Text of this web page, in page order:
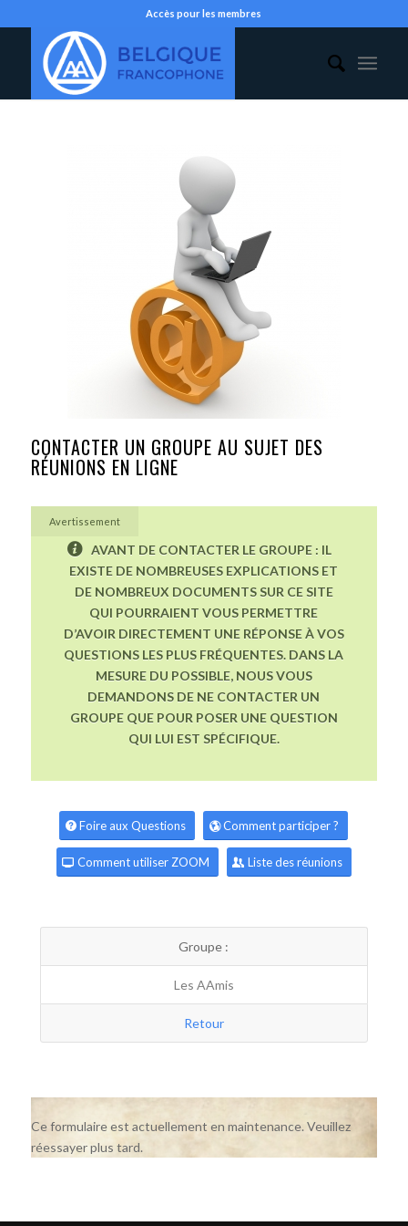
Accès pour les membres
CONTACTER UN GROUPE AU SUJET DES
RÉUNIONS EN LIGNE
Avertissement
AVANT DE CONTACTER LE GROUPE : IL
EXISTE DE NOMBREUSES EXPLICATIONS ET
DE NOMBREUX DOCUMENTS SUR CE SITE
QUI POURRAIENT VOUS PERMETTRE
D’AVOIR DIRECTEMENT UNE RÉPONSE À VOS
QUESTIONS LES PLUS FRÉQUENTES. DANS LA
MESURE DU POSSIBLE, NOUS VOUS
DEMANDONS DE NE CONTACTER UN
GROUPE QUE POUR POSER UNE QUESTION
QUI LUI EST SPÉCIFIQUE.
Foire aux Questions Comment participer ?
Comment utiliser ZOOM Liste des réunions
Groupe :
Les AAmis
Retour
Ce formulaire est actuellement en maintenance. Veuillez
réessayer plus tard.